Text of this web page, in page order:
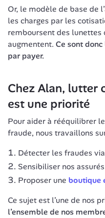
Or, le modèle de base de
les charges par les
remboursent des lunettes
augmentent. Ce sont
Chez Alan, lutter
est une priorité
Pour aider à rééquilibrer
fraude, nous travaillons
Détecter les fraudes
Sensibiliser nos
Proposer une boutique
Ce sujet est l’une de nos
l’ensemble de nos